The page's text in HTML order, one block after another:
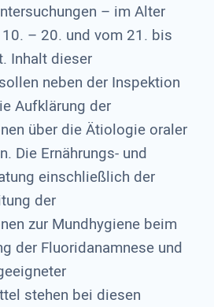
– im Alter
– 20. und vom 21. bis
Inhalt dieser
neben der Inspektion
Aufklärung der
über die Ätiologie oraler
Die Ernährungs- und
einschließlich der
der
zur Mundhygiene beim
der Fluoridanamnese und
stehen bei diesen